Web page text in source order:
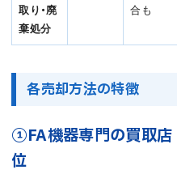
取り・廃
棄処分
合も
各売却方法の特徴
①FA機器専門の買取
位